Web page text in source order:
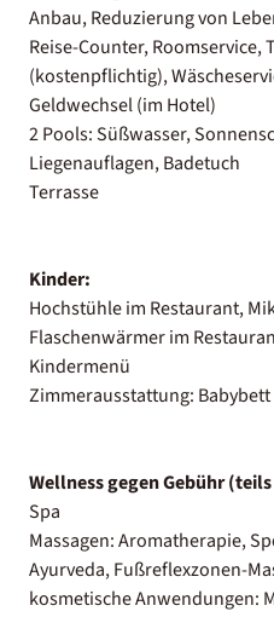
Anbau, Reduzierung von
Reise-Counter, Roomservice,
(kostenpflichtig),
Geldwechsel (im Hotel)
2 Pools: Süßwasser,
Liegenauflagen, Badetuch
Terrasse
Kinder:
Hochstühle im Restaurant,
Flaschenwärmer im
Kindermenü
Zimmerausstattung:
Wellness gegen Gebühr
Spa
Massagen: Aromatherapie,
Ayurveda, Fußreflexzonen-
kosmetische Anwendungen: